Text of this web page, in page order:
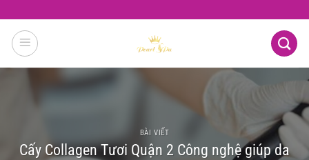
content
BÀI VIẾT
Cấy Collagen Tươi Quận 2 Công nghệ giúp da